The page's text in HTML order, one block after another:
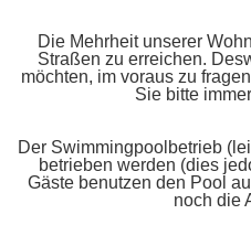
Die Mehrheit unserer
Straßen zu erreichen.
möchten, im voraus zu
Sie bitte
Der Swimmingpoolbetrieb
betrieben werden (dies
Gäste benutzen den Pool
noch die